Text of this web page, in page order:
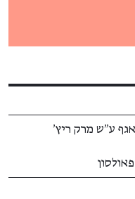
ע״ש מרק ריץ׳